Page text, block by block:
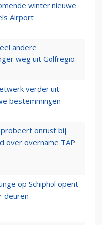
winter nieuwe
Airport
andere
weg uit Golfregio
verder uit:
bestemmingen
onrust bij
over overname TAP
op Schiphol opent
deuren